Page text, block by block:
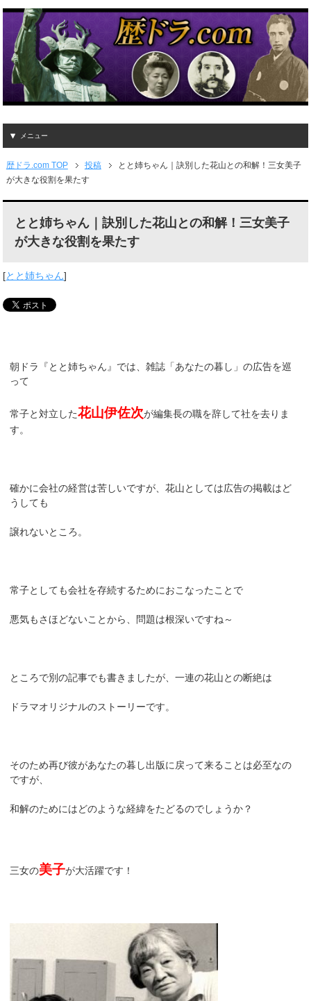
メニュー
歴ドラ.com TOP 投稿
とと姉ちゃん｜訣別した花山との和解！三女美子
が大きな役割を果たす
とと姉ちゃん｜訣別した花山との和解！三女美子
が大きな役割を果たす
[とと姉ちゃん]
朝ドラ『とと姉ちゃん』では、雑誌「あなたの暮し」の広告を巡
って
常子と対立した花山伊佐次が編集長の職を辞して社を去りま
す。
確かに会社の経営は苦しいですが、花山としては広告の掲載はど
うしても
譲れないところ。
常子としても会社を存続するためにおこなったことで
悪気もさほどないことから、問題は根深いですね～
ところで別の記事でも書きましたが、一連の花山との断絶は
ドラマオリジナルのストーリーです。
そのため再び彼があなたの暮し出版に戻って来ることは必至なの
ですが、
和解のためにはどのような経緯をたどるのでしょうか？
三女の美子が大活躍です！